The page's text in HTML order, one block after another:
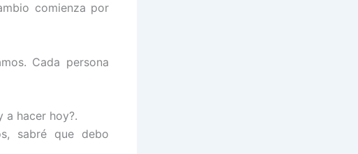
comienza por
Cada persona
a hacer hoy?.
sabré que debo